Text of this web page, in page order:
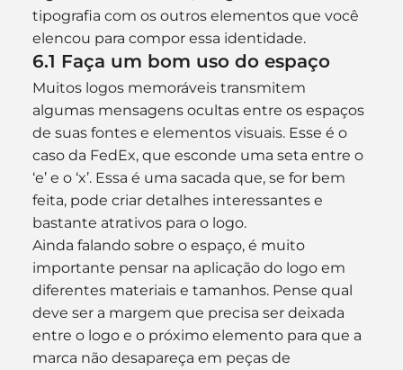
tipografia com os outros elementos que você
elencou para compor essa identidade.
6.1 Faça um bom uso do espaço
Muitos logos memoráveis transmitem
algumas mensagens ocultas entre os espaços
de suas fontes e elementos visuais. Esse é o
caso da FedEx, que esconde uma seta entre o
‘e’ e o ‘x’. Essa é uma sacada que, se for bem
feita, pode criar detalhes interessantes e
bastante atrativos para o logo.
Ainda falando sobre o espaço, é muito
importante pensar na aplicação do logo em
diferentes materiais e tamanhos. Pense qual
deve ser a margem que precisa ser deixada
entre o logo e o próximo elemento para que a
marca não desapareça em peças de